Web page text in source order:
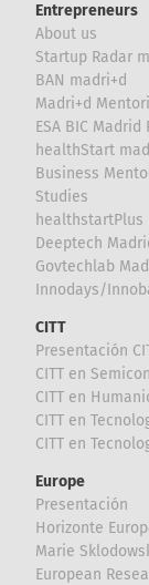
Entrepreneurs
About us
Startup Radar
BAN madri+d
Madri+d
ESA BIC Madrid
healthStart
Business
Studies
healthstartPlus
Deeptech
Govtechlab
Innodays/
CITT
Presentación
CITT en
CITT en
CITT en
CITT en
Europe
Presentación
Horizonte
Marie
European